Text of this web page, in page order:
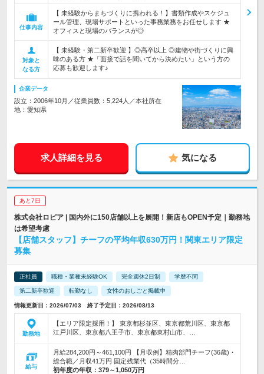
仕事内容
【 未経験からまちづくりに携われる！】書類作成やスケジュ
ール管理、現場サポートといった事務業務をお任せします ★
オフィスと現場のバランスが◎
対象と
なる方
【 未経験・第二新卒歓迎 】◎高卒以上 ◎建物や街づくりに興
味のある方 ★「面接で話を聞いてから決めたい」という方の
応募も歓迎します♪
企業データ
設立：2006年10月／従業員数：5,224人／本社所在
地：愛知県
求人詳細を見る 気になる
あと7日
株式会社ロピア | 国内外に150店舗以上を展開！新店もOPEN予定｜勤務地
は希望考慮
【店舗スタッフ】チーフの平均年収630万円！関東エリア限定
募集
正社員 職種・業種未経験OK 完全週休2日制 学歴不問
第二新卒歓迎 転勤なし 女性のおしごと掲載中
情報更新日：2026/07/03 終了予定日：2026/08/13
勤務地
【エリア限定採用！】 東京都杉並区、東京都荒川区、東京都
江戸川区、東京都八王子市、東京都東村山市、…
給与
月給284,200円～461,100円 【月収例】精肉部門チーフ(36歳)・
総合職／月収41万円 固定残業代（35時間分…
初年度の年収： 379～1,050万円